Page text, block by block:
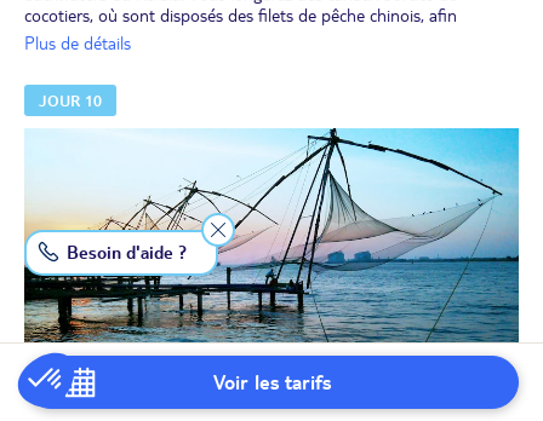
Voir les tarifs
cocotiers, où sont disposés des filets de pêche chinois, afin
d’observer la vie des habitants. Déjeuner à bord.
Le soir, dîner, puis spectacle de danses kathakali, typiques du
Kerala. Nuit à l’hôtel.
Plus de détails
JOUR 10
Besoin d'aide ?